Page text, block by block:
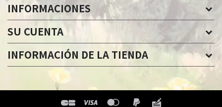
INFORMACIONES
SU CUENTA
INFORMACIÓN DE LA TIENDA